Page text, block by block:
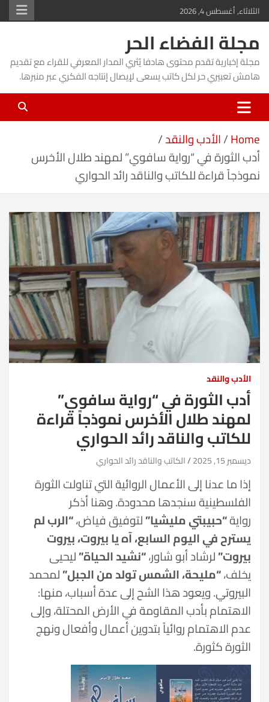
Skip
to
content
الثلاثاء, أغسطس 4, 2026
مجلة الفضاء الحر
مجلة إخبارية تقدم محتوى هادفا يُثري المدار المعرفي للقراء مع تقديم
هامش تعبيري حر لكل كاتب يسعى لإيصال إنتاجه الفكري عبر منبرها.
Home الأدب والنقد
أدب الثورة في “رواية سافوي” لمهند طلال الأخرس
نموذجاً قراءة للكاتب والناقد رائد الحواري
الأدب والنقد
أدب الثورة في “رواية سافوي”
لمهند طلال الأخرس نموذجاً قراءة
للكاتب والناقد رائد الحواري
ديسمبر 15, 2025 الكاتب والناقد رائد الحواري
إذا ما عدنا إلى الأعمال الروائية التي تناولت الثورة
الفلسطينية سنجدها محدودة. وهنا أذكر
رواية“حبيبتي مليشيا”لتوفيق فياض،“الرب لم
يسترح في اليوم السابع، آه يا بيروت، بيروت
بيروت”لرشاد أبو شاور،“نشيد الحياة”ليحيى
يخلف،“مليحة، الشمس تولد من الجبل”لمحمد
البيروتي. ويعود هذا الشح إلى عدة أسباب، منها:
الاهتمام بأدب المقاومة في الأرض المحتلة، وإلى
عدم الاهتمام روائياً بتدوين أعمال وأفعال ونهج
الثورة كثورة.